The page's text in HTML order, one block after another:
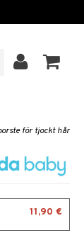
för tjockt hår
11,90 €